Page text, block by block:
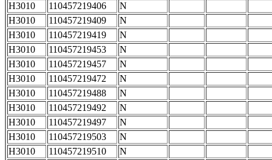
H3010
110457219406
N
H3010
110457219409
N
H3010
110457219419
N
H3010
110457219453
N
H3010
110457219457
N
H3010
110457219472
N
H3010
110457219488
N
H3010
110457219492
N
H3010
110457219497
N
H3010
110457219503
N
H3010
110457219510
N